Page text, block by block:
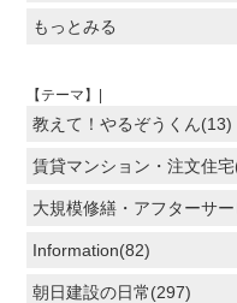
もっとみる
【テーマ】|
教えて！やるぞうくん(13)
賃貸マンション・注文住
大規模修繕・アフターサ
Information(82)
朝日建設の日常(297)